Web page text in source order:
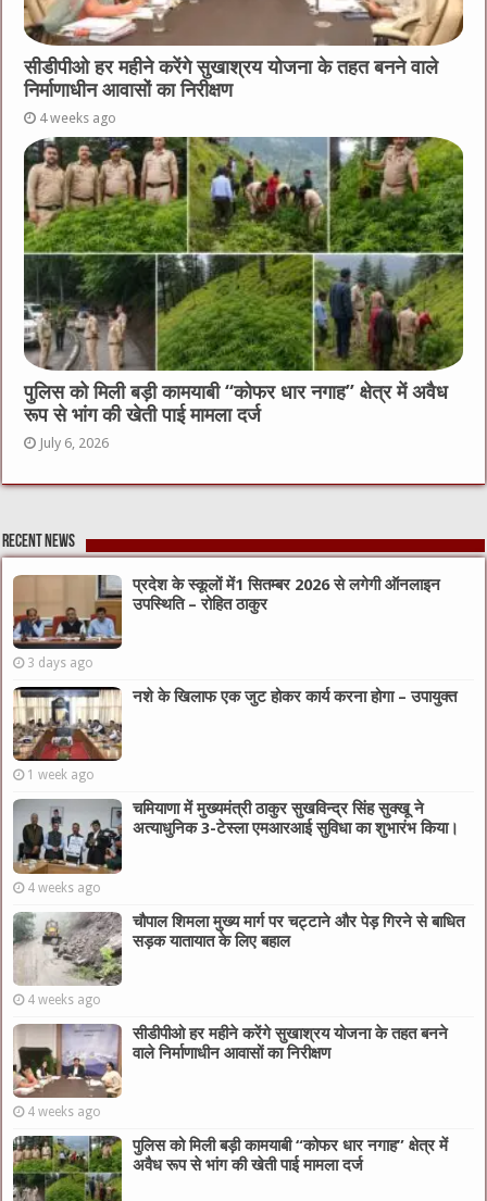
सीडीपीओ हर महीने करेंगे सुखाश्रय योजना के तहत बनने वाले
निर्माणाधीन आवासों का निरीक्षण
4 weeks ago
पुलिस को मिली बड़ी कामयाबी “कोफर धार नगाह” क्षेत्र में अवैध
रूप से भांग की खेती पाई मामला दर्ज
July 6, 2026
Recent News
प्रदेश के स्कूलों में1 सितम्बर 2026 से लगेगी ऑनलाइन
उपस्थिति – रोहित ठाकुर
3 days ago
नशे के खिलाफ एक जुट होकर कार्य करना होगा – उपायुक्त
1 week ago
चमियाणा में मुख्यमंत्री ठाकुर सुखविन्द्र सिंह सुक्खू ने
अत्याधुनिक 3-टेस्ला एमआरआई सुविधा का शुभारंभ किया।
4 weeks ago
चौपाल शिमला मुख्य मार्ग पर चट्टाने और पेड़ गिरने से बाधित
सड़क यातायात के लिए बहाल
4 weeks ago
सीडीपीओ हर महीने करेंगे सुखाश्रय योजना के तहत बनने
वाले निर्माणाधीन आवासों का निरीक्षण
4 weeks ago
पुलिस को मिली बड़ी कामयाबी “कोफर धार नगाह” क्षेत्र में
अवैध रूप से भांग की खेती पाई मामला दर्ज